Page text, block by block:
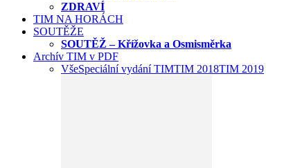
ZDRAVÍ
TIM NA HORÁCH
SOUTĚŽE
SOUTĚŽ – Křížovka a Osmisměrka
Archív TIM v PDF
VšeSpeciální vydání TIMTIM 2018TIM 2019